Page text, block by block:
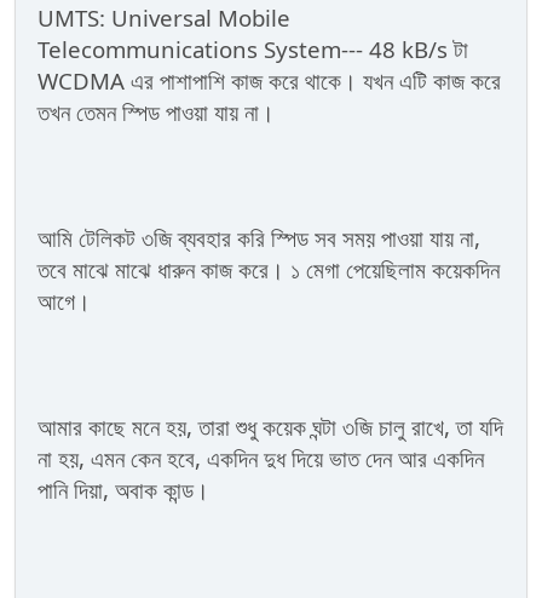
UMTS: Universal Mobile
Telecommunications System--- 48 kB/s টা
WCDMA এর পাশাপাশি কাজ করে থাকে। যখন এটি কাজ করে
তখন তেমন স্পিড পাওয়া যায় না।
আমি টেলিকট ৩জি ব্যবহার করি স্পিড সব সময় পাওয়া যায় না,
তবে মাঝে মাঝে ধারুন কাজ করে। ১ মেগা পেয়েছিলাম কয়েকদিন
আগে।
আমার কাছে মনে হয়, তারা শুধু কয়েক ঘন্টা ৩জি চালু রাখে, তা যদি
না হয়, এমন কেন হবে, একদিন দুধ দিয়ে ভাত দেন আর একদিন
পানি দিয়া, অবাক কান্ড।